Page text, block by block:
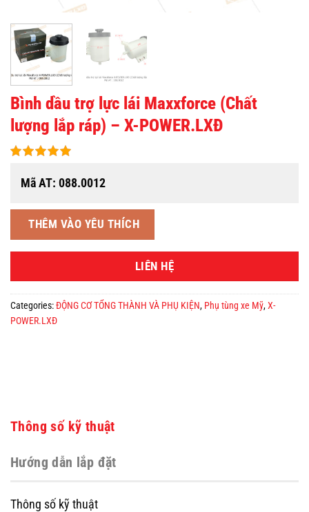
Bình dầu trợ lực lái Maxxforce (Chất
lượng lắp ráp) – X-POWER.LXĐ
Mã AT: 088.0012
THÊM VÀO YÊU THÍCH
LIÊN HỆ
Categories:ĐỘNG CƠ TỔNG THÀNH VÀ PHỤ KIỆN, Phụ tùng xe Mỹ,X-
POWER.LXĐ
Thông số kỹ thuật
Hướng dẫn lắp đặt
Thông số kỹ thuật